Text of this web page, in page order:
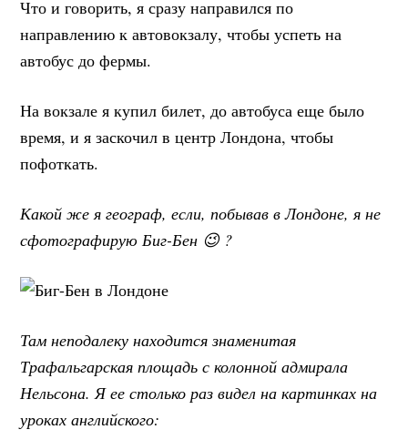
Что и говорить, я сразу направился по
направлению к автовокзалу, чтобы успеть на
автобус до фермы.
На вокзале я купил билет, до автобуса еще было
время, и я заскочил в центр Лондона, чтобы
пофоткать.
Какой же я географ, если, побывав в Лондоне, я не
сфотографирую Биг-Бен 😉 ?
Там неподалеку находится знаменитая
Трафальгарская площадь с колонной адмирала
Нельсона. Я ее столько раз видел на картинках на
уроках английского: